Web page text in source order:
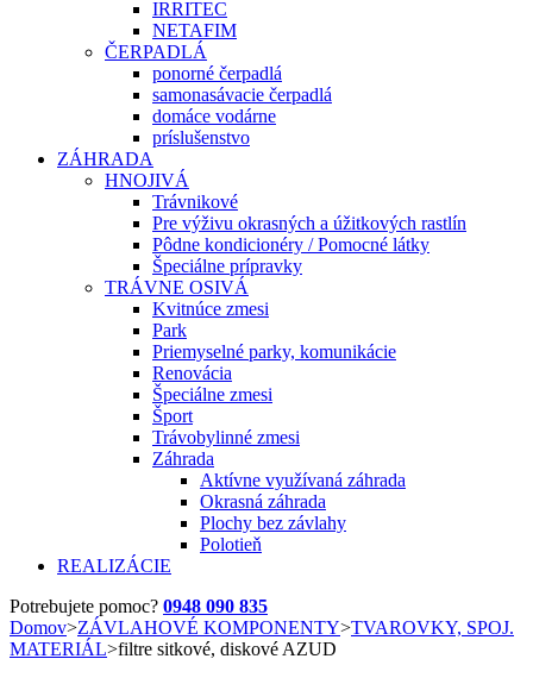
IRRITEC
NETAFIM
ČERPADLÁ
ponorné čerpadlá
samonasávacie čerpadlá
domáce vodárne
príslušenstvo
ZÁHRADA
HNOJIVÁ
Trávnikové
Pre výživu okrasných a úžitkových rastlín
Pôdne kondicionéry / Pomocné látky
Špeciálne prípravky
TRÁVNE OSIVÁ
Kvitnúce zmesi
Park
Priemyselné parky, komunikácie
Renovácia
Špeciálne zmesi
Šport
Trávobylinné zmesi
Záhrada
Aktívne využívaná záhrada
Okrasná záhrada
Plochy bez závlahy
Polotieň
REALIZÁCIE
Potrebujete pomoc? 0948 090 835
Domov>ZÁVLAHOVÉ KOMPONENTY>TVAROVKY, SPOJ.
MATERIÁL>filtre sitkové, diskové AZUD